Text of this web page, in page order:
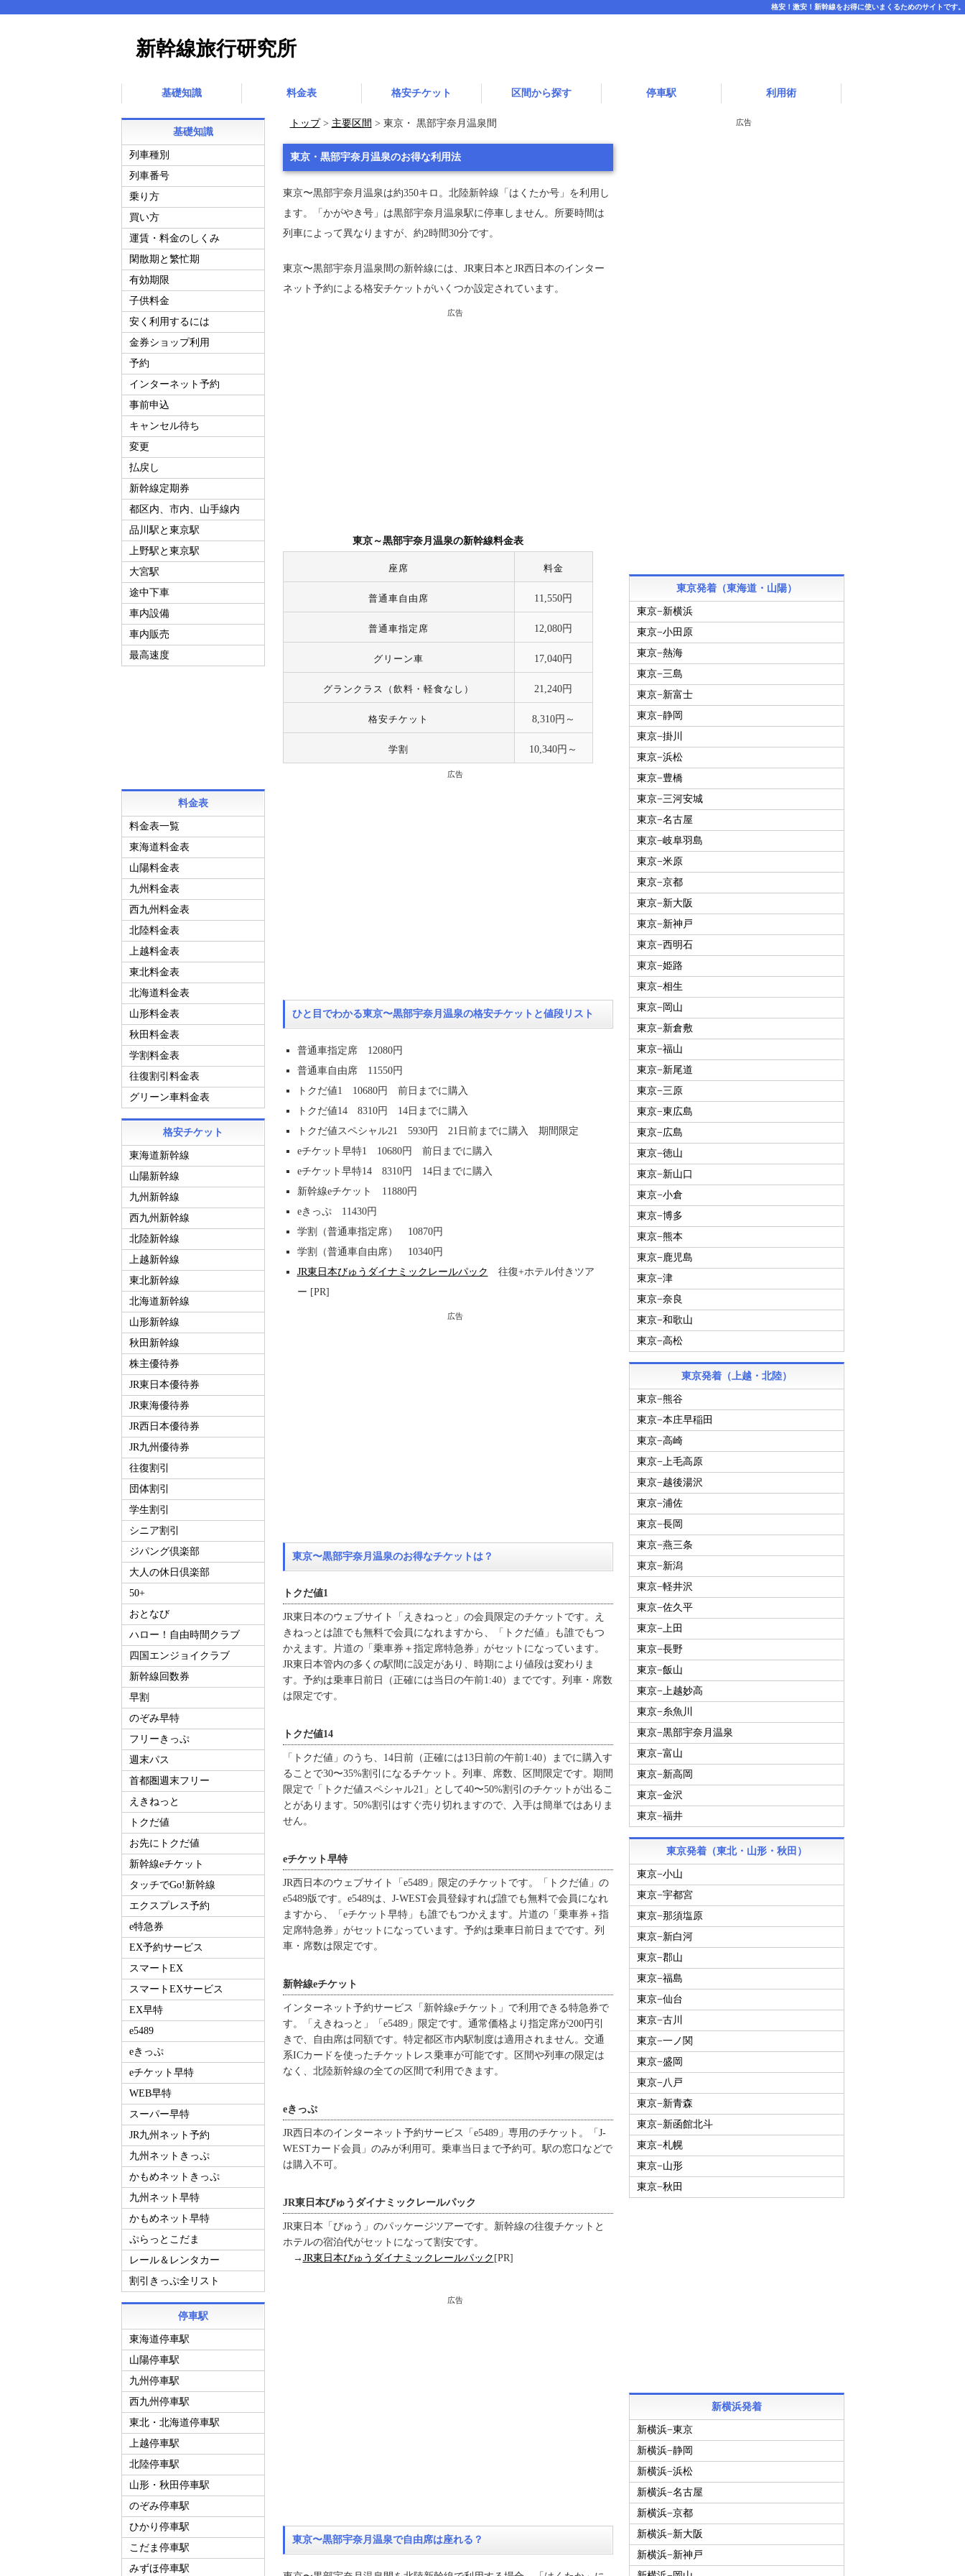
格安！激安！新幹線をお得に使いまくるためのサイトです。
新幹線旅行研究所
基礎知識 料金表 格安チケット 区間から探す 停車駅 利用術
トップ> 主要区間 > 東京・ 黒部宇奈月温泉間
東京・黒部宇奈月温泉のお得な利用法
東京〜黒部宇奈月温泉は約350キロ。北陸新幹線「はくたか号」を利用し
ます。「かがやき号」は黒部宇奈月温泉駅に停車しません。所要時間は
列車によって異なりますが、約2時間30分です。
東京〜黒部宇奈月温泉間の新幹線には、JR東日本とJR西日本のインター
ネット予約による格安チケットがいくつか設定されています。
広告
東京～黒部宇奈月温泉の新幹線料金表
座席 料金
普通車自由席 11,550円
普通車指定席 12,080円
グリーン車 17,040円
グランクラス（飲料・軽食なし） 21,240円
格安チケット 8,310円～
学割 10,340円～
広告
ひと目でわかる東京〜黒部宇奈月温泉の格安チケットと値段リスト
普通車指定席 12080円
普通車自由席 11550円
トクだ値1 10680円 前日までに購入
トクだ値14 8310円 14日までに購入
トクだ値スペシャル21 5930円 21日前までに購入 期間限定
eチケット早特1 10680円 前日までに購入
eチケット早特14 8310円 14日までに購入
新幹線eチケット 11880円
eきっぷ 11430円
学割（普通車指定席） 10870円
学割（普通車自由席） 10340円
JR東日本びゅうダイナミックレールパック 往復+ホテル付きツア
ー [PR]
広告
東京〜黒部宇奈月温泉のお得なチケットは？
トクだ値1
JR東日本のウェブサイト「えきねっと」の会員限定のチケットです。え
きねっとは誰でも無料で会員になれますから、「トクだ値」も誰でもつ
かえます。片道の「乗車券＋指定席特急券」がセットになっています。
JR東日本管内の多くの駅間に設定があり、時期により値段は変わりま
す。予約は乗車日前日（正確には当日の午前1:40）までです。列車・席数
は限定です。
トクだ値14
「トクだ値」のうち、14日前（正確には13日前の午前1:40）までに購入す
ることで30〜35%割引になるチケット。列車、席数、区間限定です。期間
限定で「トクだ値スペシャル21」として40〜50%割引のチケットが出るこ
とがあります。50%割引はすぐ売り切れますので、入手は簡単ではありま
せん。
eチケット早特
JR西日本のウェブサイト「e5489」限定のチケットです。「トクだ値」の
e5489版です。e5489は、J-WEST会員登録すれば誰でも無料で会員になれ
ますから、「eチケット早特」も誰でもつかえます。片道の「乗車券＋指
定席特急券」がセットになっています。予約は乗車日前日までです。列
車・席数は限定です。
新幹線eチケット
インターネット予約サービス「新幹線eチケット」で利用できる特急券で
す。「えきねっと」「e5489」限定です。通常価格より指定席が200円引
きで、自由席は同額です。特定都区市内駅制度は適用されません。交通
系ICカードを使ったチケットレス乗車が可能です。区間や列車の限定は
なく、北陸新幹線の全ての区間で利用できます。
eきっぷ
JR西日本のインターネット予約サービス「e5489」専用のチケット。「J-
WESTカード会員」のみが利用可。乗車当日まで予約可。駅の窓口などで
は購入不可。
JR東日本びゅうダイナミックレールパック
JR東日本「びゅう」のパッケージツアーです。新幹線の往復チケットと
ホテルの宿泊代がセットになって割安です。
→ JR東日本びゅうダイナミックレールパック [PR]
広告
東京〜黒部宇奈月温泉で自由席は座れる？
基礎知識
列車種別
列車番号
乗り方
買い方
運賃・料金のしくみ
閑散期と繁忙期
有効期限
子供料金
安く利用するには
金券ショップ利用
予約
インターネット予約
事前申込
キャンセル待ち
変更
払戻し
新幹線定期券
都区内、市内、山手線内
品川駅と東京駅
上野駅と東京駅
大宮駅
途中下車
車内設備
車内販売
最高速度
料金表
料金表一覧
東海道料金表
山陽料金表
九州料金表
西九州料金表
北陸料金表
上越料金表
東北料金表
北海道料金表
山形料金表
秋田料金表
学割料金表
往復割引料金表
グリーン車料金表
格安チケット
東海道新幹線
山陽新幹線
九州新幹線
西九州新幹線
北陸新幹線
上越新幹線
東北新幹線
北海道新幹線
山形新幹線
秋田新幹線
株主優待券
JR東日本優待券
JR東海優待券
JR西日本優待券
JR九州優待券
往復割引
団体割引
学生割引
シニア割引
ジパング倶楽部
大人の休日倶楽部
50+
おとなび
ハロー！自由時間クラブ
四国エンジョイクラブ
新幹線回数券
早割
のぞみ早特
フリーきっぷ
週末パス
首都圏週末フリー
えきねっと
トクだ値
お先にトクだ値
新幹線eチケット
タッチでGo!新幹線
エクスプレス予約
e特急券
EX予約サービス
スマートEX
スマートEXサービス
EX早特
e5489
eきっぷ
eチケット早特
WEB早特
スーパー早特
JR九州ネット予約
九州ネットきっぷ
かもめネットきっぷ
九州ネット早特
かもめネット早特
ぷらっとこだま
レール＆レンタカー
割引きっぷ全リスト
停車駅
東海道停車駅
山陽停車駅
九州停車駅
西九州停車駅
東北・北海道停車駅
上越停車駅
北陸停車駅
山形・秋田停車駅
のぞみ停車駅
ひかり停車駅
こだま停車駅
みずほ停車駅
広告
東京発着（東海道・山陽）
東京−新横浜
東京−小田原
東京−熱海
東京−三島
東京−新富士
東京−静岡
東京−掛川
東京−浜松
東京−豊橋
東京−三河安城
東京−名古屋
東京−岐阜羽島
東京−米原
東京−京都
東京−新大阪
東京−新神戸
東京−西明石
東京−姫路
東京−相生
東京−岡山
東京−新倉敷
東京−福山
東京−新尾道
東京−三原
東京−東広島
東京−広島
東京−徳山
東京−新山口
東京−小倉
東京−博多
東京−熊本
東京−鹿児島
東京−津
東京−奈良
東京−和歌山
東京−高松
東京発着（上越・北陸）
東京−熊谷
東京−本庄早稲田
東京−高崎
東京−上毛高原
東京−越後湯沢
東京−浦佐
東京−長岡
東京−燕三条
東京−新潟
東京−軽井沢
東京−佐久平
東京−上田
東京−長野
東京−飯山
東京−上越妙高
東京−糸魚川
東京−黒部宇奈月温泉
東京−富山
東京−新高岡
東京−金沢
東京−福井
東京発着（東北・山形・秋田）
東京−小山
東京−宇都宮
東京−那須塩原
東京−新白河
東京−郡山
東京−福島
東京−仙台
東京−古川
東京−一ノ関
東京−盛岡
東京−八戸
東京−新青森
東京−新函館北斗
東京−札幌
東京−山形
東京−秋田
新横浜発着
新横浜−東京
新横浜−静岡
新横浜−浜松
新横浜−名古屋
新横浜−京都
新横浜−新大阪
新横浜−新神戸